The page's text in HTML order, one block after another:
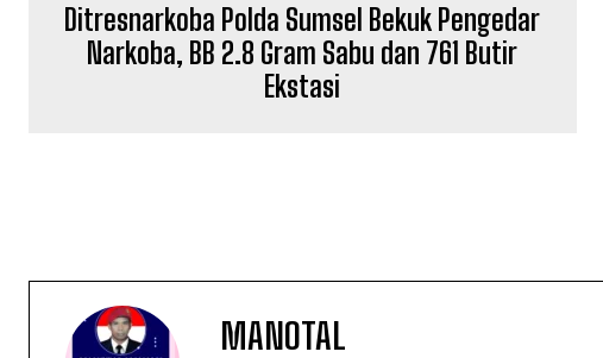
Ditresnarkoba Polda Sumsel Bekuk Pengedar
Narkoba, BB 2.8 Gram Sabu dan 761 Butir
Ekstasi
MANOTAL